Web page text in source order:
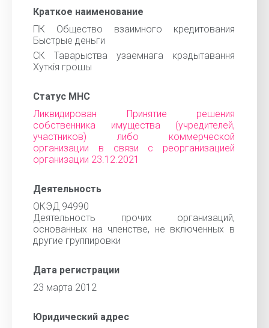
Краткое наименование
ПК Общество взаимного кредитования
Быстрые деньги
СК Таварыства узаемнага крэдытавання
Хуткія грошы
Статус МНС
Ликвидирован Принятие решения
собственника имущества (учредителей,
участников) либо коммерческой
организации в связи с реорганизацией
организации 23.12.2021
Деятельность
ОКЭД 94990
Деятельность прочих организаций,
основанных на членстве, не включенных в
другие группировки
Дата регистрации
23 марта 2012
Юридический адрес